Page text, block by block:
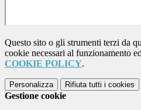
Questo sito o gli strumenti terzi da
cookie necessari al funzionamento
COOKIE POLICY.
Personalizza Rifiuta tutti i cookies
Gestione cookie